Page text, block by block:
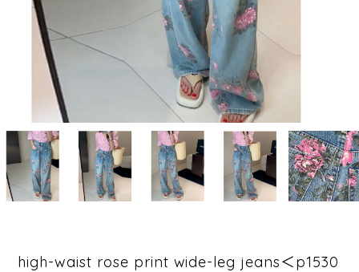
high-waist rose print wide-leg jeans＜p1530